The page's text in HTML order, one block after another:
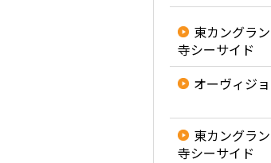
東カングラ
寺シーサイド
オーヴィジ
東カングラ
寺シーサイド